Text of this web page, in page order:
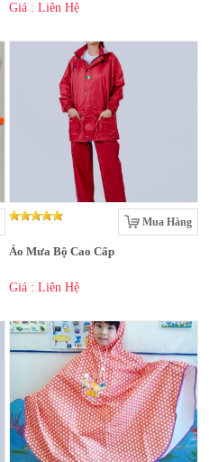
Giá : Liên Hệ
Mua Hàng
Áo Mưa Bộ Cao Cấp
Giá : Liên Hệ